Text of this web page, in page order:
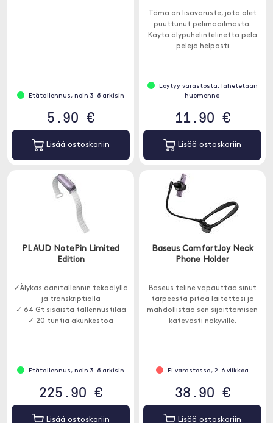
Etätallennus, noin 3-8 arkisin
5.90 €
Lisää ostoskoriin
Tämä on lisävaruste, jota olet
puuttunut pelimaailmasta.
Käytä älypuhelintelinettä pela
pelejä helposti
Löytyy varastosta, lähetetään
huomenna
11.90 €
Lisää ostoskoriin
PLAUD NotePin Limited
Edition
✓Älykäs äänitallennin tekoälyllä
ja transkriptiolla
✓ 64 Gt sisäistä tallennustilaa
✓ 20 tuntia akunkestoa
Etätallennus, noin 3-8 arkisin
225.90 €
Lisää ostoskoriin
Baseus ComfortJoy Neck
Phone Holder
Baseus teline vapauttaa sinut
tarpeesta pitää laitettasi ja
mahdollistaa sen sijoittamisen
kätevästi näkyville.
Ei varastossa, 2-6 viikkoa
38.90 €
Lisää ostoskoriin